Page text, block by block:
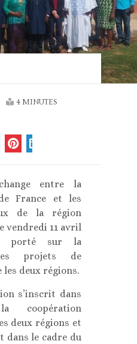
4 MINUTES
entre la
France et les
de la région
vendredi 11 avril
porté sur la
projets de
deux régions.
s’inscrit dans
deux régions et
dans le cadre du